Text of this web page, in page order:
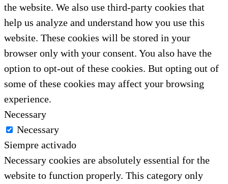
the website. We also use third-party cookies that
help us analyze and understand how you use this
website. These cookies will be stored in your
browser only with your consent. You also have the
option to opt-out of these cookies. But opting out of
some of these cookies may affect your browsing
experience.
Necessary
Necessary
Siempre activado
Necessary cookies are absolutely essential for the
website to function properly. This category only